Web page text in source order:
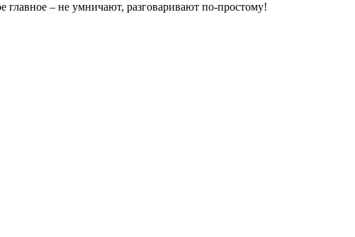
главное – не умничают, разговаривают по-простому!